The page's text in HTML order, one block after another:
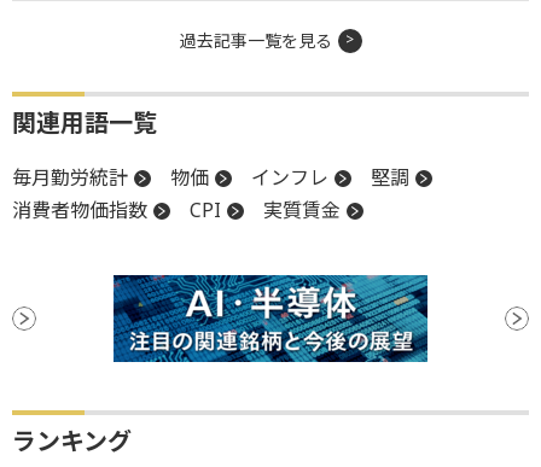
過去記事一覧を見る
関連用語一覧
毎月勤労統計 物価 インフレ
堅調
消費者物価指数
CPI 実質賃金
ランキング